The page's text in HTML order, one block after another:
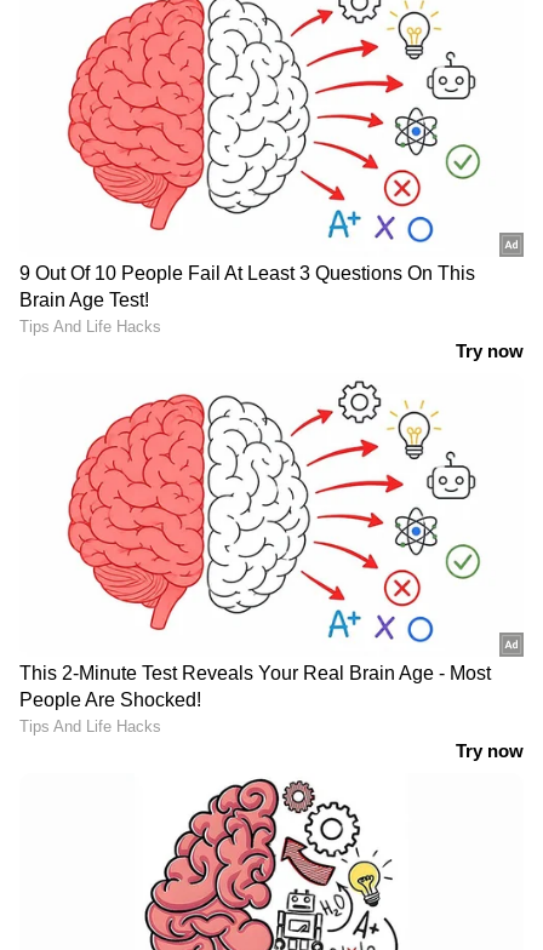
ബി.ആർ.എം ഷെഫീർ
LATEST VIDEOS
കനത്ത മഴയിൽ തൃശൂരും വീണു;
ജാഗ്രത നിർദേശം, വിദ്യാഭ്യാസ
സ്ഥാപനങ്ങൾക്ക് ഇന്ന് അവധി
ഫ്രഷ് കട്ടിൽ ഇന്ന് ജില്ല
കളക്ടറിന്റെയും മലിനീകരണ
നിയന്ത്രണ ബോര്‍ഡിന്റെയും
പരിശോധന